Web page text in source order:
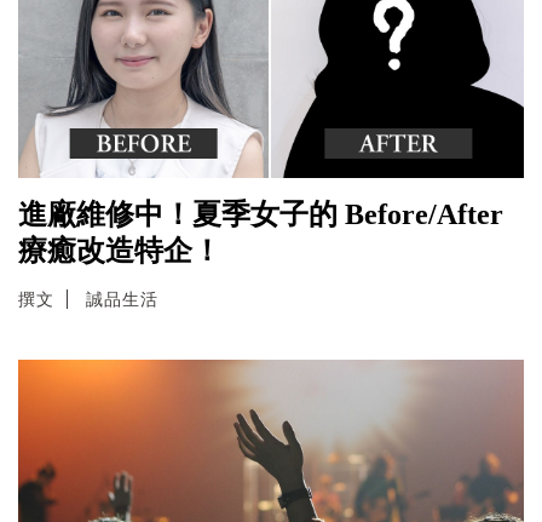
進廠維修中！夏季女子的 Before/After
療癒改造特企！
撰文 誠品生活